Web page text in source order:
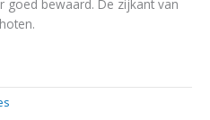
goed bewaard. De zijkant van